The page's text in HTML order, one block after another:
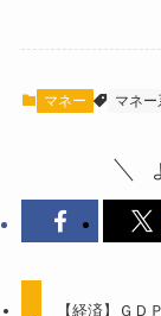
マネー マネ
【経済】ＧＤ